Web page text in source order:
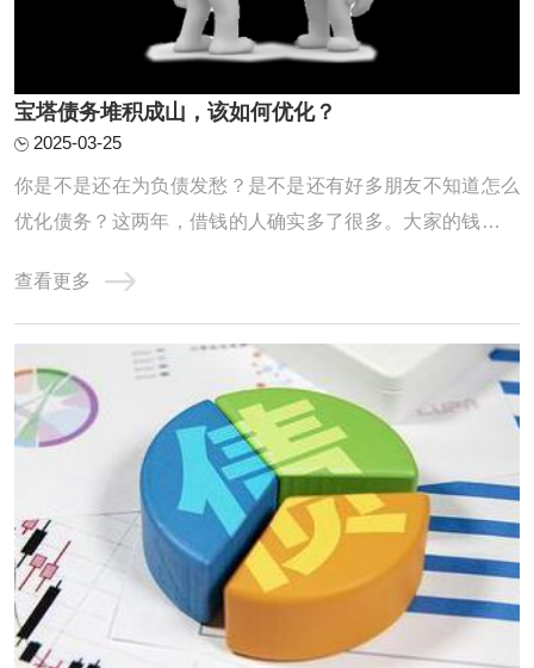
宝塔债务堆积成山，该如何优化？
2025-03-25
你是不是还在为负债发愁？是不是还有好多朋友不知道怎么
优化债务？这两年，借钱的人确实多了很多。大家的钱包都
用卡透支、查询频繁、逾期不断，其实这些问题都是因为这
两年收入缩水，导致房贷车贷压得人喘不过气，只能靠网贷
和信用卡拆东墙补西墙，结果征信记录也变得 ...
查看更多